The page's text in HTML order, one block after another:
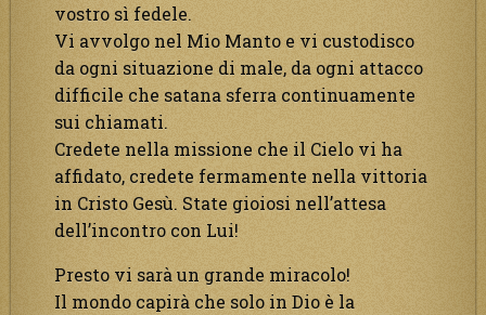
vostro sì fedele.
Vi avvolgo nel Mio Manto e vi custodisco
da ogni situazione di male, da ogni attacco
difficile che satana sferra continuamente
sui chiamati.
Credete nella missione che il Cielo vi ha
affidato, credete fermamente nella vittoria
in Cristo Gesù. State gioiosi nell’attesa
dell’incontro con Lui!
Presto vi sarà un grande miracolo!
Il mondo capirà che solo in Dio è la